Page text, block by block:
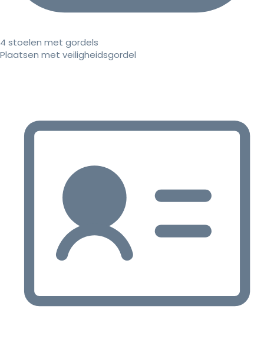
4 stoelen met gordels
Plaatsen met veiligheidsgordel